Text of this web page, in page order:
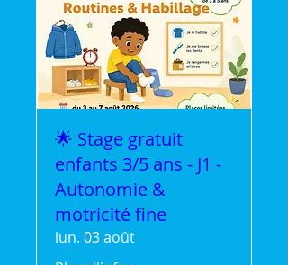
🌟 Stage gratuit
enfants 3/5 ans - J1 -
Autonomie &
motricité fine
lun. 03 août